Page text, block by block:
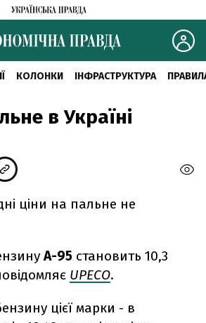
КОЛОНКИ ІНФРАСТРУКТУРА
в Україні
ціни на пальне не
А-95 становить 10,3
UPECO.
цієї марки - в